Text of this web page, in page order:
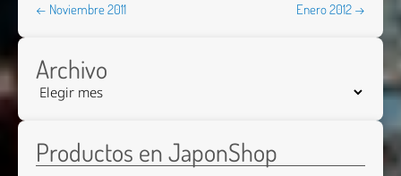
← Noviembre 2011 Enero 2012 →
Archivo
Productos en JaponShop